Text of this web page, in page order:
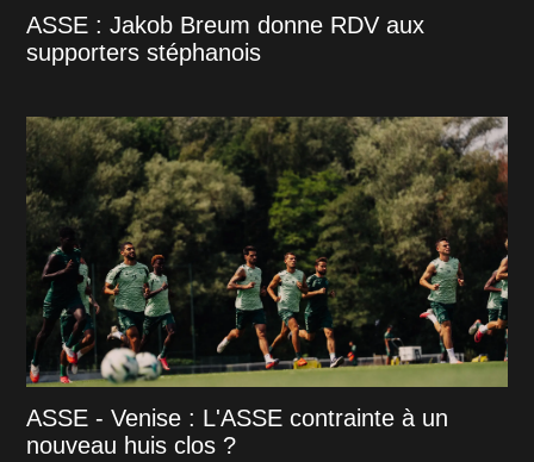
ASSE : Jakob Breum donne RDV aux
supporters stéphanois
ASSE - Venise : L'ASSE contrainte à un
nouveau huis clos ?